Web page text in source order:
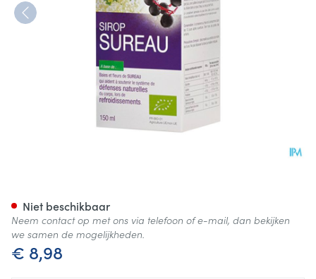
€ 8,98
Niet beschikbaar
Neem contact op met ons via telefoon of e-mail, dan bekijken
we samen de mogelijkheden.